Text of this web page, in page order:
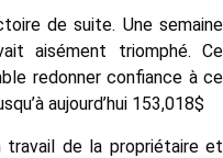
de suite. Une semaine
aisément triomphé. Ce
redonner confiance à ce
aujourd’hui 153,018$
travail de la propriétaire et